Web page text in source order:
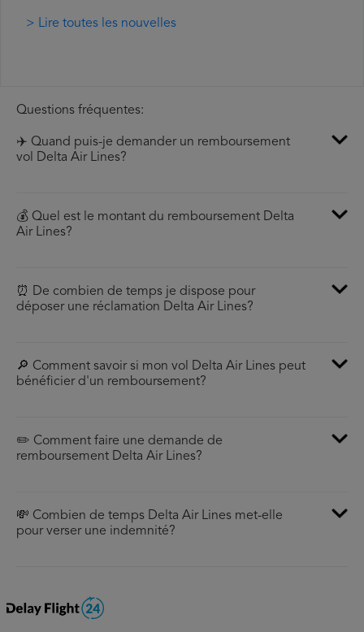
> Lire toutes les nouvelles
Questions fréquentes:
✈️ Quand puis-je demander un remboursement
vol Delta Air Lines?
💰 Quel est le montant du remboursement Delta
Air Lines?
⏰ De combien de temps je dispose pour
déposer une réclamation Delta Air Lines?
🔎 Comment savoir si mon vol Delta Air Lines peut
bénéficier d'un remboursement?
✏️ Comment faire une demande de
remboursement Delta Air Lines?
💸 Combien de temps Delta Air Lines met-elle
pour verser une indemnité?